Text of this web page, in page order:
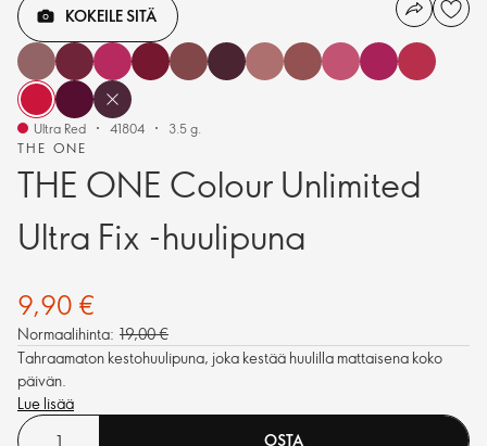
THE ONE
THE ONE Colour Unlimited
Ultra Fix -huulipuna
KOKEILE SITÄ
Ultra Red 41804 3.5 g.
9,90 €
Normaalihinta: 19,00 €
Tahraamaton kestohuulipuna, joka kestää huulilla mattaisena koko
päivän.
Lue lisää
OSTA